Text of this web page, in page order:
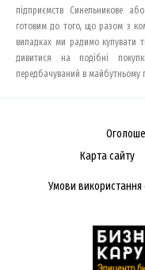
підприємств Синельникове
готовим до того, що разом з
випадках ми радимо купувати
дивитися на подібні
передбачуваний в майбутньому
Карта сайту
Умови використання